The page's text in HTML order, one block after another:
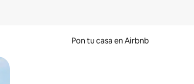
Pon tu casa en Airbnb